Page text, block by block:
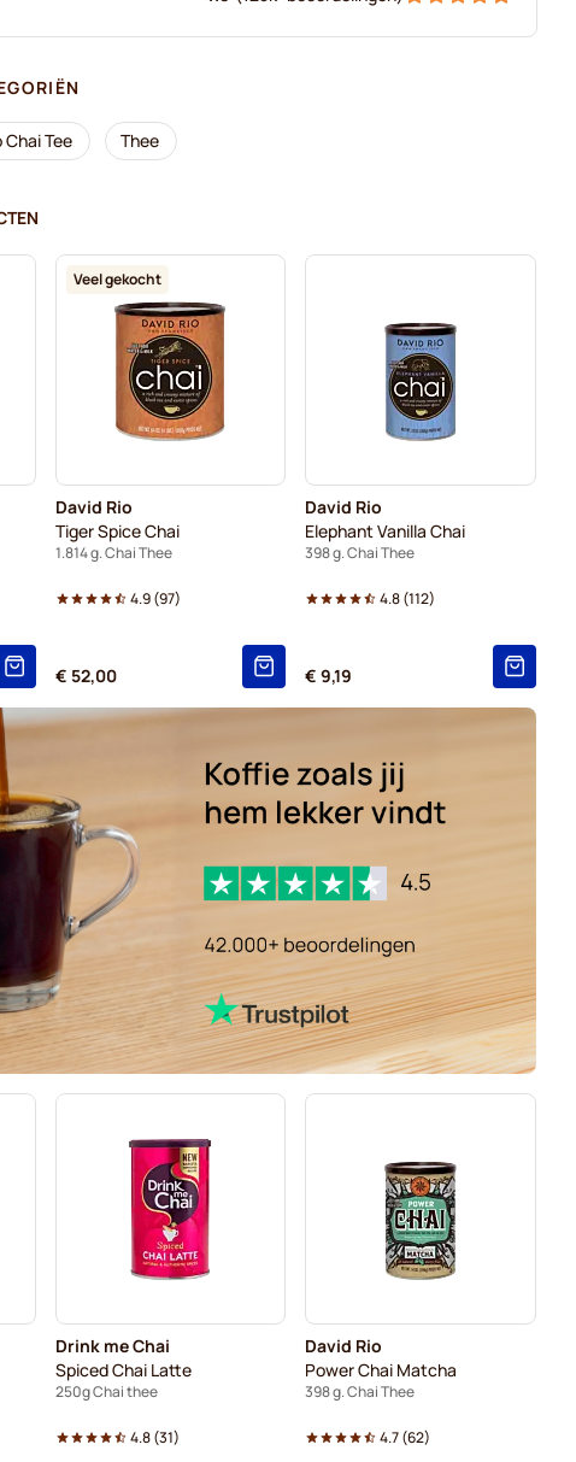
Chai Tee Thee
Veel gekocht
David Rio
Tiger Spice Chai
1.814 g. Chai Thee
4.9(97)
€ 52,00
David Rio
Elephant Vanilla Chai
398 g. Chai Thee
4.8(112)
€ 9,19
Drink me Chai
Spiced Chai Latte
250g Chai thee
4.8(31)
David Rio
Power Chai Matcha
398 g. Chai Thee
4.7(62)